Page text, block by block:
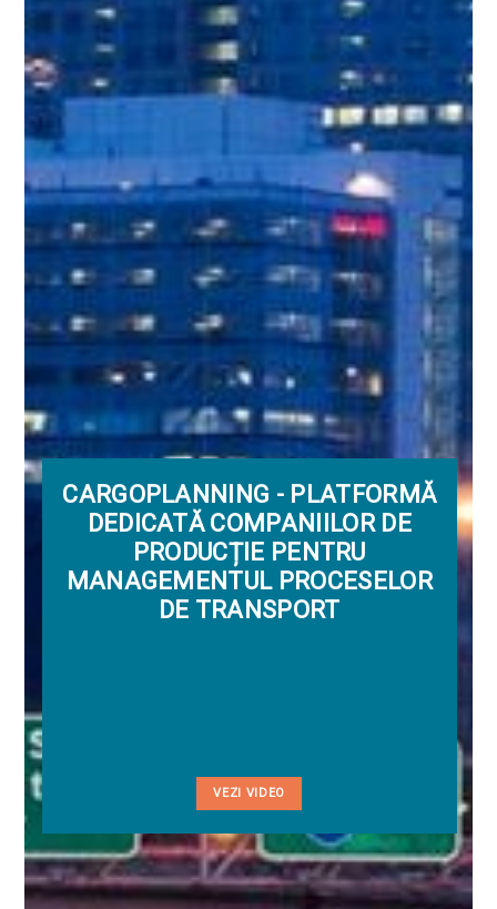
CARGOPLANNING - PLATFORMĂ
DEDICATĂ COMPANIILOR DE
PRODUCȚIE PENTRU
MANAGEMENTUL PROCESELOR
DE TRANSPORT
VEZI VIDEO